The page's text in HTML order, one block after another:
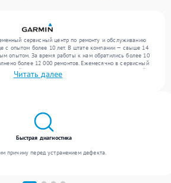
сервисный центр по ремонту и обслуживанию
с опытом более 10 лет. В штате компании — свыше 14
опытом. За время работы к нам обратились более 10
более 12 000 ремонтов. Ежемесячно в сервисный
устройств, включая , , . Мы устраняем поломки любой
уровень сервиса благодаря квалификации
Читать далее
Быстрая диагностика
причину перед устранением дефекта.